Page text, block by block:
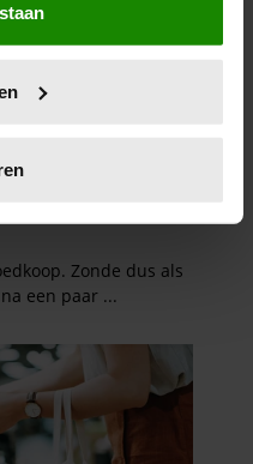
uw geografische
nauwkeurig kan zijn
(fingerprinting)
in het
en advertenties te
social media te bieden
site met onze
en analyse. Deze
combineren met andere
of die ze hebben